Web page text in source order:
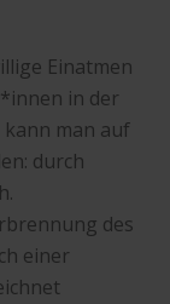
Einatmen
in der
man auf
durch
des
einer